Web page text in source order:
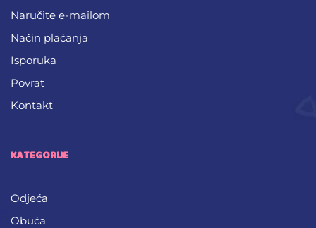
Naručite e-mailom
Način plaćanja
Isporuka
Povrat
Kontakt
KATEGORIJE
Odjeća
Obuća